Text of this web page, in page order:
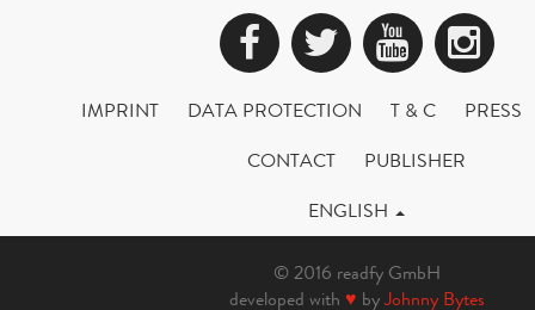
Facebook
Twitter
IMPRINT DATA PROTECTION T & C
PRESS
CONTACT
PUBLISHER
ENGLISH
© 2016 readfy GmbH
developed with ♥ byJohnny Bytes